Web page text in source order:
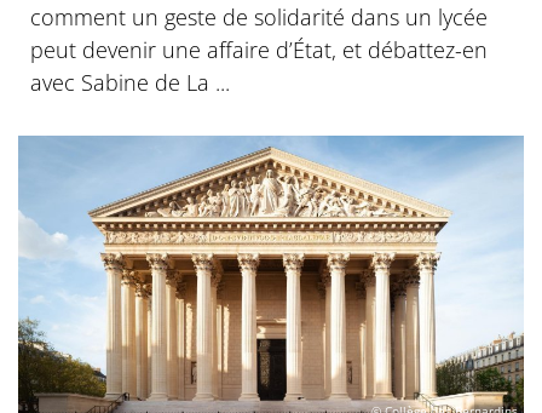
comment un geste de solidarité dans un lycée
peut devenir une affaire d’État, et débattez-en
avec Sabine de La ...